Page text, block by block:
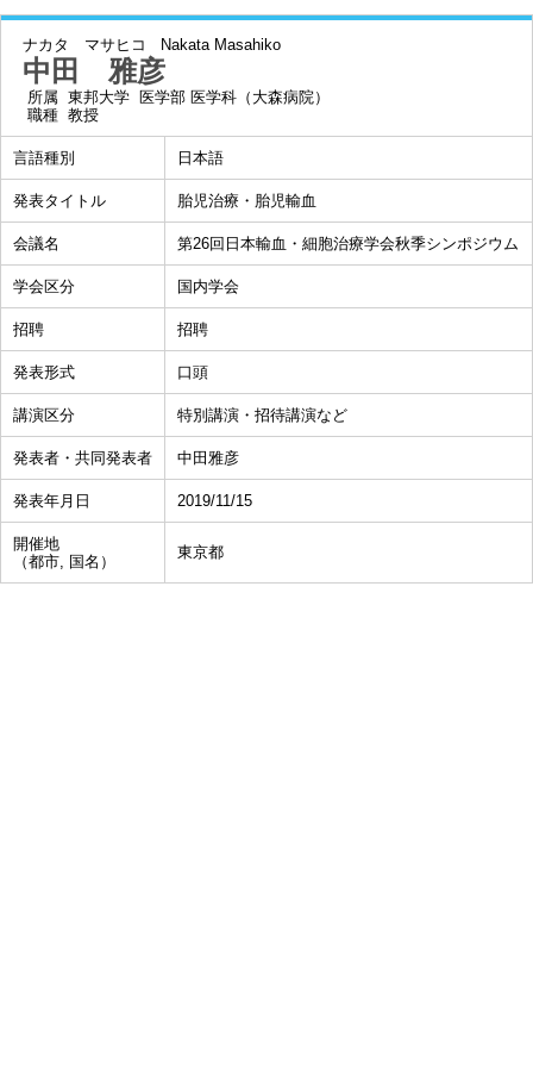
ナカタ マサヒコ Nakata Masahiko
中田 雅彦
所属 東邦大学 医学部 医学科（大森病院）
職種 教授
言語種別 日本語
発表タイトル 胎児治療・胎児輸血
会議名 第26回日本輸血・細胞治療学会秋季シンポジウム
学会区分 国内学会
招聘 招聘
発表形式 口頭
講演区分 特別講演・招待講演など
発表者・共同発表者 中田雅彦
発表年月日 2019/11/15
開催地
（都市, 国名）
東京都